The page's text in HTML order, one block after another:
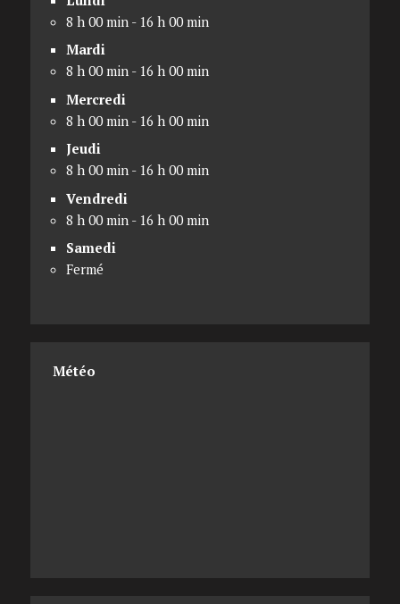
8 h 00 min - 16 h 00 min
Mardi
8 h 00 min - 16 h 00 min
Mercredi
8 h 00 min - 16 h 00 min
Jeudi
8 h 00 min - 16 h 00 min
Vendredi
8 h 00 min - 16 h 00 min
Samedi
Fermé
Météo